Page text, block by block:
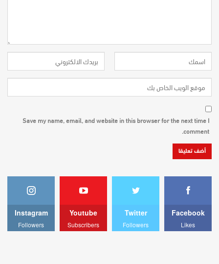
Save my name, email, and website in this browser for the next time I
comment.
Facebook
Likes
Twitter
Followers
Youtube
Subscribers
Instagram
Followers